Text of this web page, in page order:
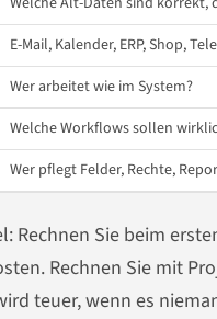
E-Mail, Kalender, ERP, Shop,
Wer arbeitet wie im System?
Welche Workflows sollen
Wer pflegt Felder, Rechte,
Rechnen Sie beim
Rechnen Sie mit
teuer, wenn es